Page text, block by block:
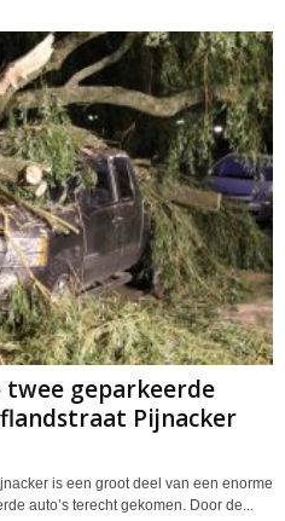
geparkeerde
Pijnacker
is een groot deel van een enorme
auto’s terecht gekomen. Door de...